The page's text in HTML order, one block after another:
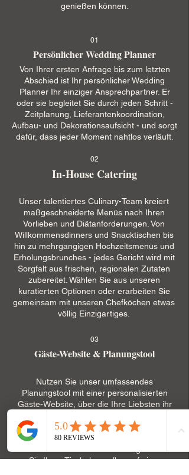
genießen können.
01
Persönlicher Wedding Planner
Von Ihrer ersten Anfrage bis zum letzten
Abschied ist Ihr persönlicher Wedding
Planner Ihr einziger Ansprechpartner. Er
oder sie begleitet Sie durch jeden Schritt -
Zeitplanung, Lieferantenkoordination,
Aufbau- und Dekorationsaufsicht - und sorgt
dafür, dass jeder Moment nahtlos verläuft.
02
In-House Catering
Unser talentiertes Culinary-Team kreiert
maßgeschneiderte Menüs nach Ihren
Vorlieben und Diätanforderungen. Von
Willkommensdinners und Snacktischen bis
hin zu mehrgangigen Hochzeitsmenüs und
Erholungsbrunches - jedes Gericht wird mit
Sorgfalt aus frischen, regionalen Zutaten
zubereitet. Wählen Sie aus unseren
kuratierten Optionen oder erarbeiten Sie
gemeinsam mit unseren Chefköchen etwas
völlig Einzigartiges.
03
Gäste-Website & Planungstool
Nutzen Sie unser umfassendes
Planungstool mit einer personalisierten
Gäste-Website, über die Ihre Liebsten ihr
Veranstaltungsdetails einsehen können.
Verwalten Sie alle Gästekommunikation,
Sie Ihren Tischplan - alles auf einer